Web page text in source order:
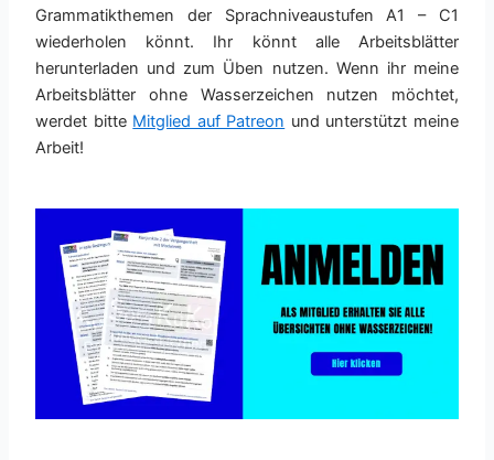
Grammatikthemen der Sprachniveaustufen A1 – C1
wiederholen könnt. Ihr könnt alle Arbeitsblätter
herunterladen und zum Üben nutzen. Wenn ihr meine
Arbeitsblätter ohne Wasserzeichen nutzen möchtet,
werdet bitte Mitglied auf Patreon und unterstützt meine
Arbeit!